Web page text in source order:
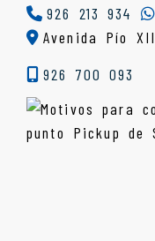
926 213 934
Avenida Pío
926 700 093